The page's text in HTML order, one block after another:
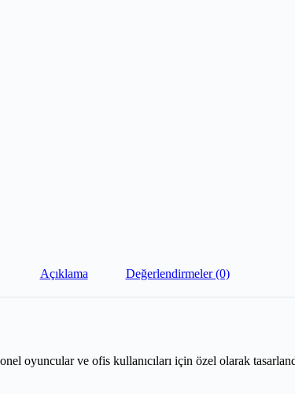
Açıklama Değerlendirmeler (0)
oyuncular ve ofis kullanıcıları için özel olarak